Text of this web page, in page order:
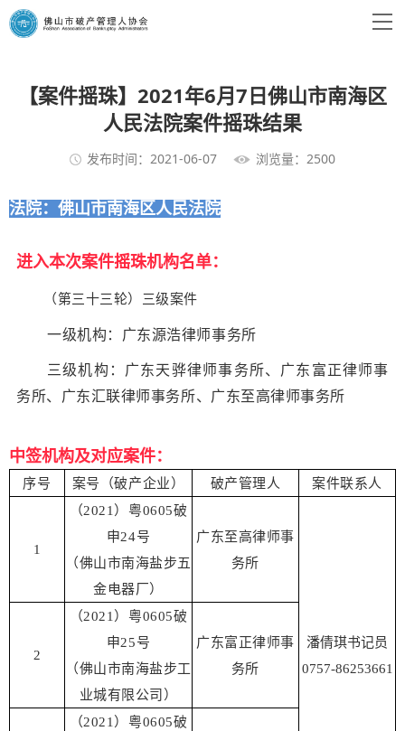
【案件摇珠】2021年6月7日佛山市南海区
人民法院案件摇珠结果
发布时间：2021-06-07 浏览量：2500
法院：佛山市南海区人民法院
进入本次案件摇珠机构名单：
（第三十三轮）三级案件
一级机构：广东源浩律师事务所
三级机构：广东天骅律师事务所、广东富正律师事
务所、 广东汇联律师事务所、广东至高律师事务所
中签机构及对应案件：
序号 案号（破产企业） 破产管理人 案件联系人
1
（2021）粤0605破
申24号
（佛山市南海盐步五
金电器厂）
广东至高律师事
务所
潘倩琪书记员
0757-86253661
2
（2021）粤0605破
申25号
（佛山市南海盐步工
业城有限公司）
广东富正律师事
务所
（2021）粤0605破